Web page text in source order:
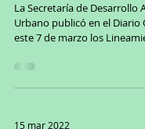
La Secretaría de Desarrollo
Urbano publicó en el Diario
este 7 de marzo los
15 mar 2022